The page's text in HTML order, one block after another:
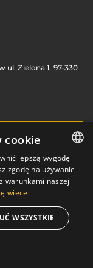
ul. Zielona 1, 97-330
FAQKontakt
POLISH
ENGLISH
GERMAN
cookie
lepszą wygodę
zgodę na używanie
warunkami naszej
więcej
WSZYSTKIE